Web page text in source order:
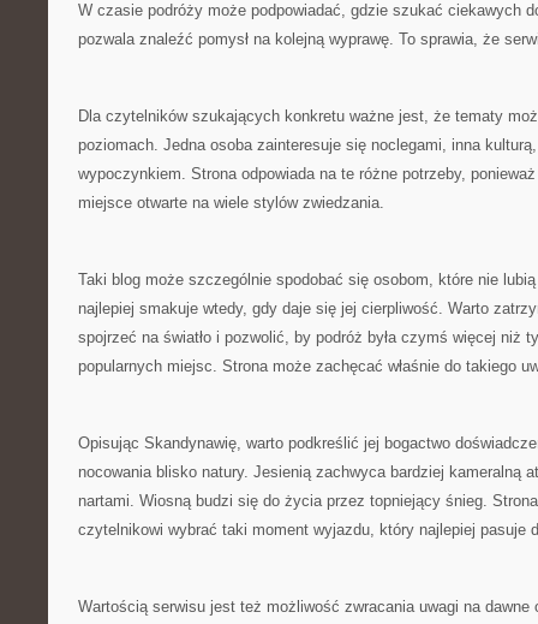
W czasie podróży może podpowiadać, gdzie szukać ciekawych
pozwala znaleźć pomysł na kolejną wyprawę. To sprawia, że
Dla czytelników szukających konkretu ważne jest, że tematy
poziomach. Jedna osoba zainteresuje się noclegami, inna
wypoczynkiem. Strona odpowiada na te różne potrzeby,
miejsce otwarte na wiele stylów zwiedzania.
Taki blog może szczególnie spodobać się osobom, które nie
najlepiej smakuje wtedy, gdy daje się jej cierpliwość. Warto
spojrzeć na światło i pozwolić, by podróż była czymś więcej niż
popularnych miejsc. Strona może zachęcać właśnie do takiego
Opisując Skandynawię, warto podkreślić jej bogactwo
nocowania blisko natury. Jesienią zachwyca bardziej kameralną
nartami. Wiosną budzi się do życia przez topniejący śnieg.
czytelnikowi wybrać taki moment wyjazdu, który najlepiej pasuje
Wartością serwisu jest też możliwość zwracania uwagi na dawne